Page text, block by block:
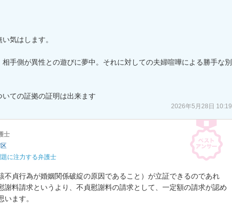
気はします。
手側が異性との遊びに夢中。それに対しての夫婦喧嘩による勝手な別
ての証拠の証明は出来ます
2026年5月28日 10:19
士
に注力する弁護士
不貞行為が婚姻関係破綻の原因であること）が立証できるのであれ
謝料請求というより、不貞慰謝料の請求として、一定額の請求が認め
ます。